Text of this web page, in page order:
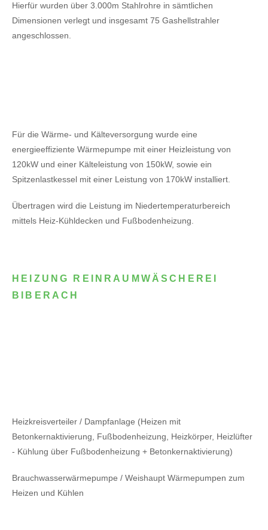
Hierfür wurden über 3.000m Stahlrohre in sämtlichen
Dimensionen verlegt und insgesamt 75 Gashellstrahler
angeschlossen.
Für die Wärme- und Kälteversorgung wurde eine
energieeffiziente Wärmepumpe mit einer Heizleistung von
120kW und einer Kälteleistung von 150kW, sowie ein
Spitzenlastkessel mit einer Leistung von 170kW installiert.
Übertragen wird die Leistung im Niedertemperaturbereich
mittels Heiz-Kühldecken und Fußbodenheizung.
HEIZUNG REINRAUMWÄSCHEREI
BIBERACH
Heizkreisverteiler / Dampfanlage (Heizen mit
Betonkernaktivierung, Fußbodenheizung, Heizkörper, Heizlüfter
- Kühlung über Fußbodenheizung + Betonkernaktivierung)
Brauchwasserwärmepumpe / Weishaupt Wärmepumpen zum
Heizen und Kühlen